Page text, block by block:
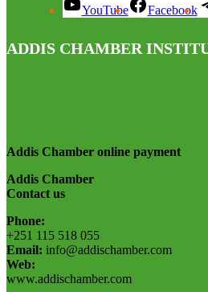
YouTube Facebook
ADDIS CHAMBER
Addis Chamber online payment
Addis Chamber
Contact us
Phone:
+251 115 518 055
Email: info@addischamber.com
Web:
www.addischamber.com